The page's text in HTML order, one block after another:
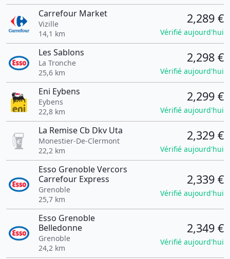
Carrefour Market
Vizille
14,1 km
2,289 €
Vérifié aujourd'hui
Les Sablons
La Tronche
25,6 km
2,298 €
Vérifié aujourd'hui
Eni Eybens
Eybens
22,8 km
2,299 €
Vérifié aujourd'hui
La Remise Cb Dkv Uta
Monestier-De-Clermont
22,2 km
2,329 €
Vérifié aujourd'hui
Esso Grenoble Vercors
Carrefour Express
Grenoble
25,7 km
2,339 €
Vérifié aujourd'hui
Esso Grenoble
Belledonne
Grenoble
24,2 km
2,349 €
Vérifié aujourd'hui